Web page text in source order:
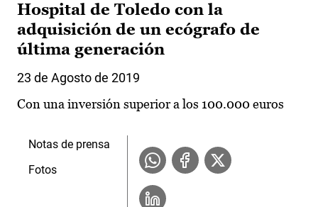
Hospital de Toledo con la
adquisición de un ecógrafo de
última generación
23 de Agosto de 2019
Con una inversión superior a los 100.000 euros
Notas de prensa
Fotos